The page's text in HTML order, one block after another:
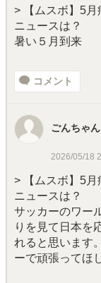
> 【ムスボ】5
ニュースは？
暑い５月到来
コメント
ごんちゃん
2026/05/18
> 【ムスボ】5
ニュースは？
サッカーのワー
りを見て日本を
れると思います
ーで頑張ってほ